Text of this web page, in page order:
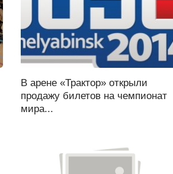
В арене «Трактор» открыли
продажу билетов на чемпионат
мира...